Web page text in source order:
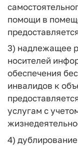
помощи в
3) надлежащее
носителей
обеспечения
инвалидов к
услугам с
4)